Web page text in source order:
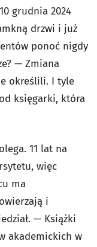
grudnia 2024
drzwi i już
ponoć nigdy
— Zmiana
określili. I tyle
księgarki, która
11 lat na
więc
ma
i
— Książki
akademickich w